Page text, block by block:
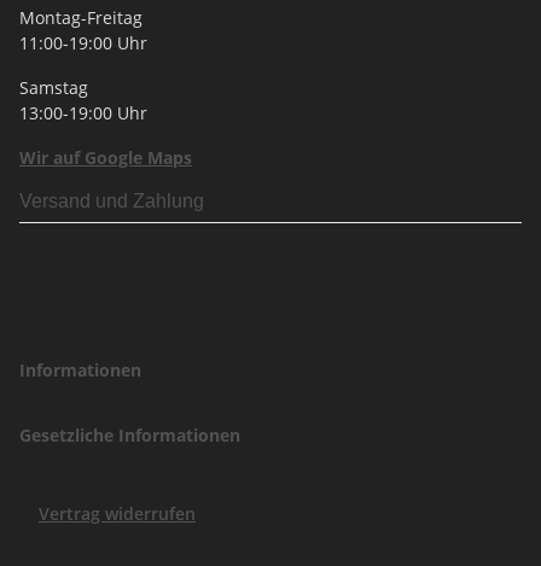
Montag-Freitag
11:00-19:00 Uhr
Samstag
13:00-19:00 Uhr
Wir auf Google Maps
Versand und Zahlung
Informationen
Gesetzliche Informationen
Vertrag widerrufen